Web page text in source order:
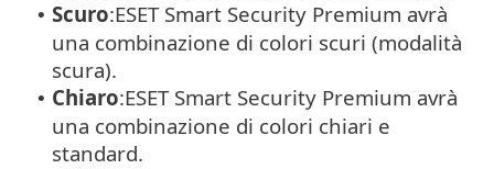
• Scuro:ESET Smart Security Premium avrà
una combinazione di colori scuri (modalità
scura).
• Chiaro:ESET Smart Security Premium avrà
una combinazione di colori chiari e
standard.